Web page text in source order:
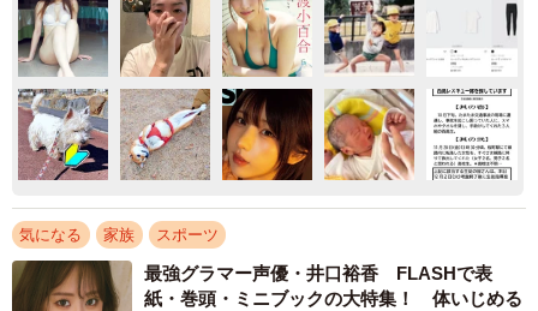
気になる 家族 スポーツ
最強グラマー声優・井口裕香 FLASHで表
紙・巻頭・ミニブックの大特集！ 体いじめる